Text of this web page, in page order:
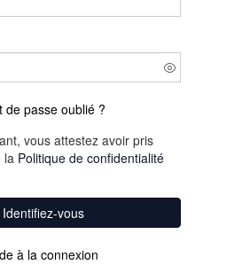
de passe oublié ?
vous attestez avoir pris
la Politique de confidentialité
Identifiez-vous
à la connexion